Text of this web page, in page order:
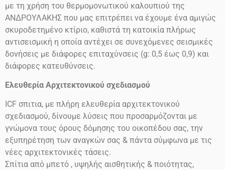
με τη χρήση του θερμομονωτικού καλουπιού της
ΑΝΔΡΟΥΛΑΚΗΣ που μας επιτρέπει να έχουμε ένα αμιγώς
σκυροδετημένο κτίριο, καθιστά τη κατοικία πλήρως
αντισεισμική η οποία αντέχει σε συνεχόμενες σεισμικές
δονήσεις με διάφορες επιταχύνσεις (g: 0,5 έως 0,9) και
διάφορες κατευθύνσεις.
Ελευθερία Αρχιτεκτονικού σχεδιασμού
ICF σπιτια, με πλήρη ελευθερία αρχιτεκτονικού
σχεδιασμού, δίνουμε λύσεις που προσαρμόζονται με
γνώμονα τους όρους δόμησης του οικοπέδου σας, την
εξυπηρέτηση των αναγκών σας & πάντα σύμφωνα με τις
νέες αρχιτεκτονικές τάσεις.
Σπίτια από μπετό , υψηλής αισθητικής & ποιότητας,